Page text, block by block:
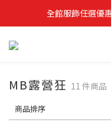
夏拚Go物節
全館服飾任選優
夏拚Go物
MB露營狂 11 件商品
商品排序